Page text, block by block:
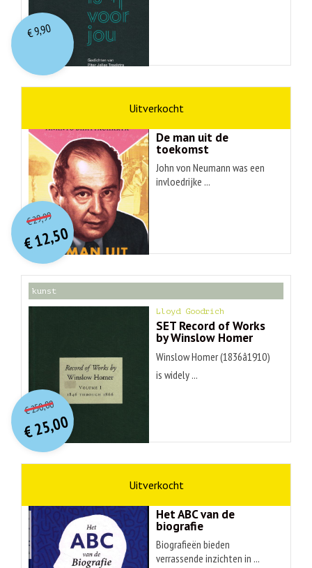
€9,90
De man uit de
toekomst
John von Neumann was een
invloedrijke ...
€29,99O
orspr
onkelijke
prijs
was:
€ 29,99.
€12,50
Huidige
prijs
is:€ 12,50.
kunst
Lloyd Goodrich
SET Record of Works
by Winslow Homer
Winslow Homer (1836â1910)
is widely ...
€250,00O
orspr
onkelijke
prijs
was:
€ 250,00.
€25,00
Huidige
prijs
is:
€ 25,00.
Het ABC van de
biografie
Biografieën bieden
verrassende inzichten in ...